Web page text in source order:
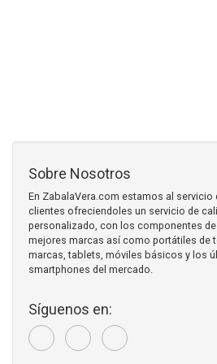
Sobre Nosotros
En ZabalaVera.com estamos al servicio
clientes ofreciendoles un servicio de
personalizado, con los componentes de
mejores marcas así como portátiles de
marcas, tablets, móviles básicos y los
smartphones del mercado.
Síguenos en: